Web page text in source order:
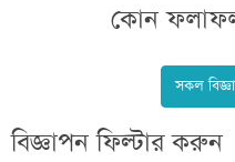
বিজ্ঞাপন ফিল্টার করুন
কোন
সকল